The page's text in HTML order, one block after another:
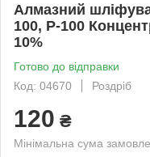
Алмазний
100, Р-100
10%
Готово до відправки
Код: 04670
Роздріб
120 ₴
Мінімальна сума